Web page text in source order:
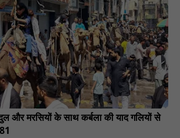
और मरसियों के साथ कर्बला की याद गलियों से